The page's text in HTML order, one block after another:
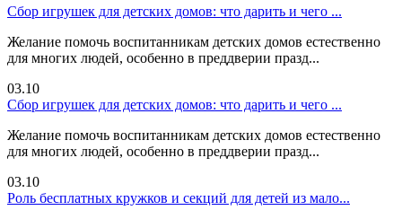
Сбор игрушек для детских домов: что дарить и чего ...
Желание помочь воспитанникам детских домов естественно
для многих людей, особенно в преддверии празд...
03.10
Сбор игрушек для детских домов: что дарить и чего ...
Желание помочь воспитанникам детских домов естественно
для многих людей, особенно в преддверии празд...
03.10
Роль бесплатных кружков и секций для детей из мало...